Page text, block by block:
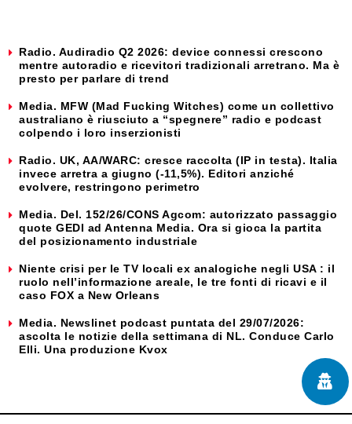
Radio. Audiradio Q2 2026: device connessi crescono
mentre autoradio e ricevitori tradizionali arretrano. Ma è
presto per parlare di trend
Media. MFW (Mad Fucking Witches) come un collettivo
australiano è riusciuto a “spegnere” radio e podcast
colpendo i loro inserzionisti
Radio. UK, AA/WARC: cresce raccolta (IP in testa). Italia
invece arretra a giugno (-11,5%). Editori anziché
evolvere, restringono perimetro
Media. Del. 152/26/CONS Agcom: autorizzato passaggio
quote GEDI ad Antenna Media. Ora si gioca la partita
del posizionamento industriale
Niente crisi per le TV locali ex analogiche negli USA : il
ruolo nell’informazione areale, le tre fonti di ricavi e il
caso FOX a New Orleans
Media. Newslinet podcast puntata del 29/07/2026:
ascolta le notizie della settimana di NL. Conduce Carlo
Elli. Una produzione Kvox